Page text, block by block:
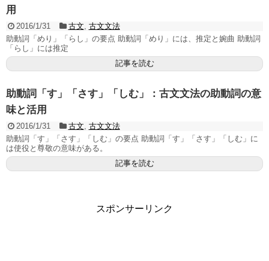
用
2016/1/31 古文, 古文文法
助動詞「めり」「らし」の要点 助動詞「めり」には、推定と婉曲 助動詞
「らし」には推定
記事を読む
助動詞「す」「さす」「しむ」：古文文法の助動詞の意
味と活用
2016/1/31 古文, 古文文法
助動詞「す」「さす」「しむ」の要点 助動詞「す」「さす」「しむ」に
は使役と尊敬の意味がある。
記事を読む
スポンサーリンク